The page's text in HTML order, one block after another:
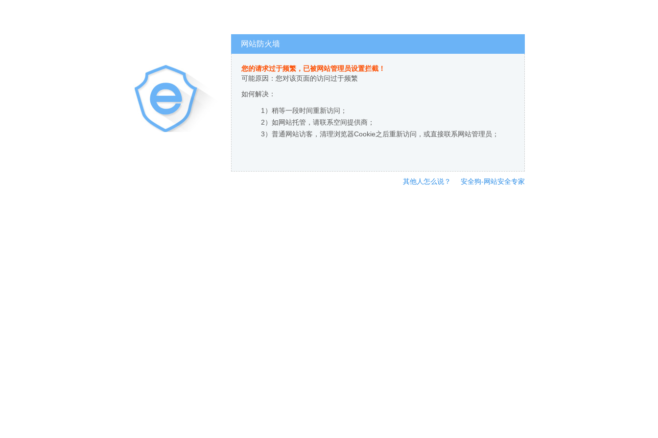
网站防火墙
您的请求过于频繁，已被网站管理员设置拦截！
可能原因：您对该页面的访问过于频繁
如何解决：
1）稍等一段时间重新访问；
2）如网站托管，请联系空间提供商；
3）普通网站访客，清理浏览器Cookie之后重新访问，或直接联系网站管理员；
其他人怎么说？ 安全狗-网站安全专家